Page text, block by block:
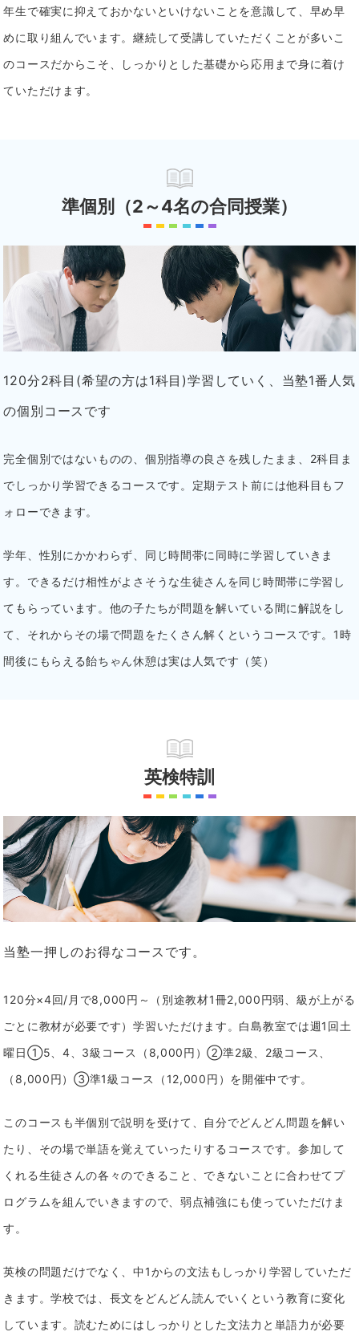
年生で確実に抑えておかないといけないことを意識して、早め早
めに取り組んでいます。継続して受講していただくことが多いこ
のコースだからこそ、しっかりとした基礎から応用まで身に着け
ていただけます。
準個別（2～4名の合同授業）
120分2科目(希望の方は1科目)学習していく、当塾1番人気
の個別コースです
完全個別ではないものの、個別指導の良さを残したまま、2科目ま
でしっかり学習できるコースです。 定期テスト前には他科目もフ
ォローできます。
学年、性別にかかわらず、同じ時間帯に同時に学習していきま
す。できるだけ相性がよさそうな生徒さんを同じ時間帯に学習し
てもらっています。 他の子たちが問題を解いている間に解説をし
て、それからその場で問題をたくさん解くというコースです。 1時
間後にもらえる飴ちゃん休憩は実は人気です（笑）
英検特訓
当塾一押しのお得なコースです。
120分×4回/月で8,000円～（別途教材1冊2,000円弱、級が上がる
ごとに教材が必要です）学習いただけます。 白島教室では週1回土
曜日①5、4、3級コース（8,000円）②準2級、2級コース、
（8,000円）③準1級コース（12,000円）を開催中です。
このコースも半個別で説明を受けて、自分でどんどん問題を解い
たり、その場で単語を覚えていったりするコースです。 参加して
くれる生徒さんの各々のできること、できないことに合わせてプ
ログラムを組んでいきますので、弱点補強にも使っていただけま
す。
英検の問題だけでなく、中1からの文法もしっかり学習していただ
きます。学校では、長文をどんどん読んでいくという教育に変化
しています。読むためにはしっかりとした文法力と単語力が必要